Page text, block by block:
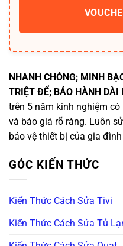
NHANH CHÓNG; MINH
TRIỆT ĐỂ; BẢO HÀNH DÀI
trên 5 năm kinh nghiệm
và báo giá rõ ràng. Luôn
bảo vệ thiết bị của gia
GÓC KIẾN THỨC
Kiến Thức Cách Sửa Tivi
Kiến Thức Cách Sửa Tủ